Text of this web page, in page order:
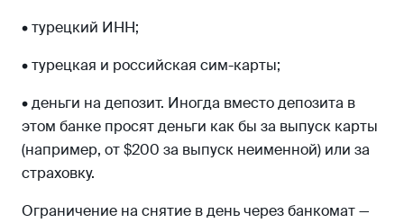
• турецкий ИНН;
• турецкая и российская сим-карты;
• деньги на депозит. Иногда вместо депозита в
этом банке просят деньги как бы за выпуск карты
(например, от $200 за выпуск неименной) или за
страховку.
Ограничение на снятие в день через банкомат —